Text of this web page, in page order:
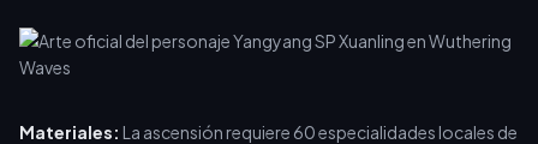
Materiales: La ascensión requiere 60 especialidades locales de